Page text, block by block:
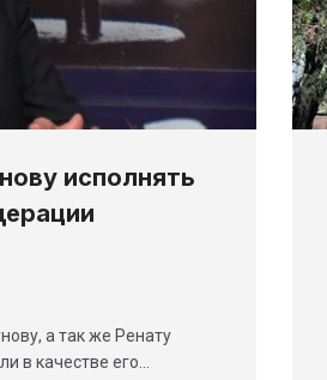
исполнять
а так же Ренату
в качестве его…